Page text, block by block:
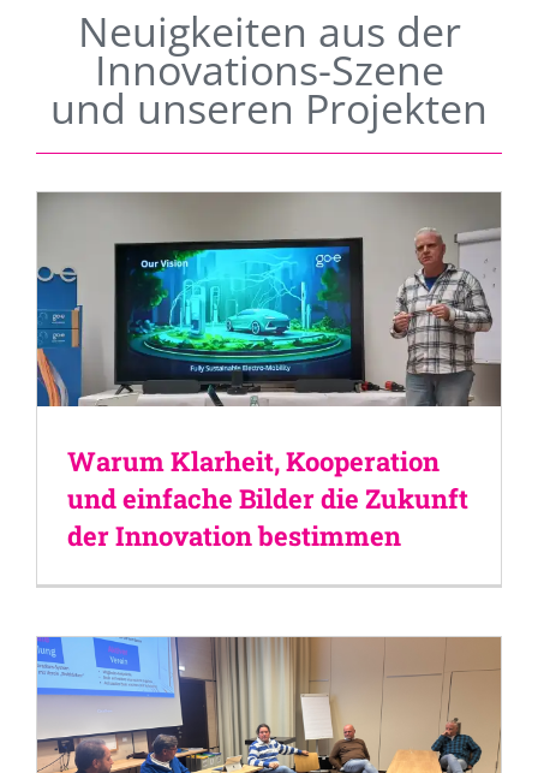
Neuigkeiten aus der
Innovations-Szene
und unseren Projekten
Warum Klarheit, Kooperation
und einfache Bilder die Zukunft
der Innovation bestimmen